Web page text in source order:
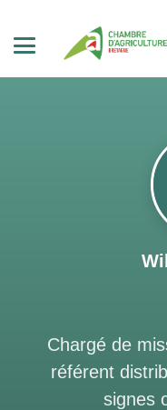
Chargé de
référent
signes